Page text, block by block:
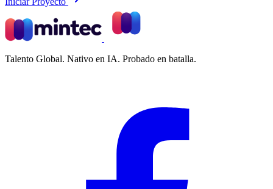
Talento Global. Nativo en IA. Probado en batalla.